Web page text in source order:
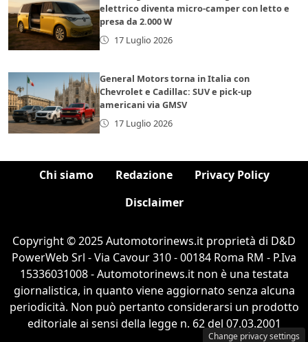
elettrico diventa micro-camper con letto e
presa da 2.000 W
17 Luglio 2026
General Motors torna in Italia con
Chevrolet e Cadillac: SUV e pick-up
americani via GMSV
17 Luglio 2026
Chi siamo Redazione
Privacy Policy
Disclaimer
Copyright © 2025 Automotorinews.it proprietà di D&D
PowerWeb Srl - Via Cavour 310 - 00184 Roma RM - P.Iva
15336031008 - Automotorinews.it non è una testata
giornalistica, in quanto viene aggiornato senza alcuna
periodicità. Non può pertanto considerarsi un prodotto
editoriale ai sensi della legge n. 62 del 07.03.2001
Change privacy settings